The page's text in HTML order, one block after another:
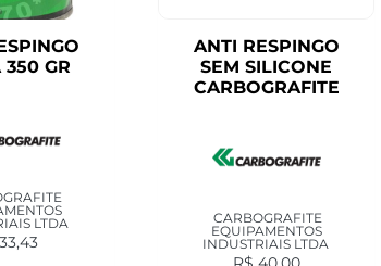
350 GR
LTDA
33,43
ANTI RESPINGO
SEM SILICONE
CARBOGRAFITE
CARBOGRAFITE
EQUIPAMENTOS
INDUSTRIAIS LTDA